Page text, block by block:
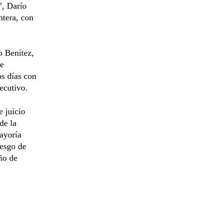
Darío
con
Benítez,
días con
juicio
la
de
de